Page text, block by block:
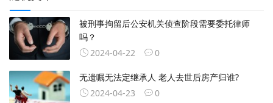
被刑事拘留后公安机关侦查阶段需要委托律师
吗？
2024-04-22
0
无遗嘱无法定继承人 老人去世后房产归谁?
2024-04-23
0